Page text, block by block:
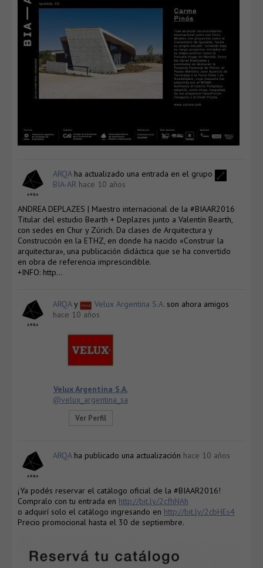
ARQAha actualizado una entrada en el grupo
BIA-AR hace 10 años
ANDREA DEPLAZES | Maestro internacional de la #BIAAR2016
Titular del estudio Bearth + Deplazes junto a Valentín Bearth,
con sedes en Chur y Zúrich. Da clases de Arquitectura y
Construcción en la ETHZ, en donde ha nacido «Construir la
arquitectura», una publicación didáctica que se ha convertido
en obra de referencia imprescindible.
+INFO: http…
ARQAy Velux Argentina S.A. son ahora amigos
hace 10 años
Velux Argentina S.A.
@velux_argentina_sa
Ver Perfil
ARQAha publicado una actualización hace 10 años
¡Ya podés reservar el catálogo oficial de la #BIAAR2016!
Compralo con tu entrada en http://bit.ly/2cfhNAh
o adquirí solo el catálogo ingresando en http://bit.ly/2cbHEs4
Precio promocional hasta el 30 de septiembre.